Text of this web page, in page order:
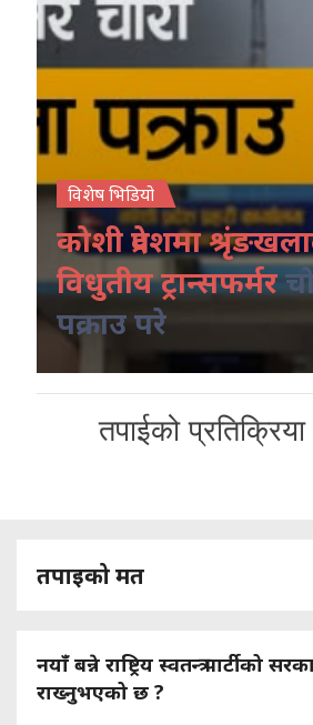
विशेष भिडियो
कोशी प्रदेशमा
विधुतीय ट्रान्सफर्मर
पक्राउ परे
तपाईको
तपाइको मत
नयाँ बन्ने राष्ट्रिय स्वतन्त्र पार्टीको
राख्नुभएको छ ?